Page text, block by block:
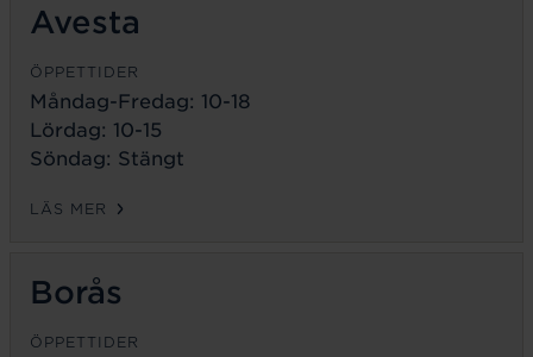
Avesta
ÖPPETTIDER
Måndag-Fredag: 10-18
Lördag: 10-15
Söndag: Stängt
LÄS MER
Borås
ÖPPETTIDER